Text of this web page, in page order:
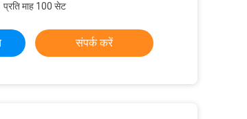
प्रति माह 100 सेट
संपर्क करें